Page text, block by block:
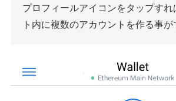
プロフィールアイコンをタップす
ト内に複数のアカウントを作る事が